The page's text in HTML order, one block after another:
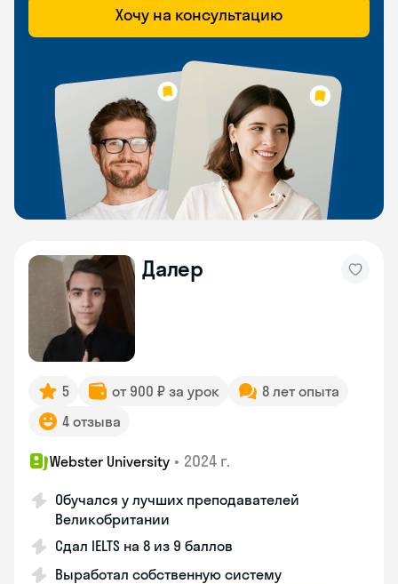
Хочу на консультацию
Далер
5 от 900 ₽ за урок
8 лет опыта
4 отзыва
Webster University • 2024 г.
Обучался у лучших преподавателей
Великобритании
Сдал IELTS на 8 из 9 баллов
Выработал собственную систему